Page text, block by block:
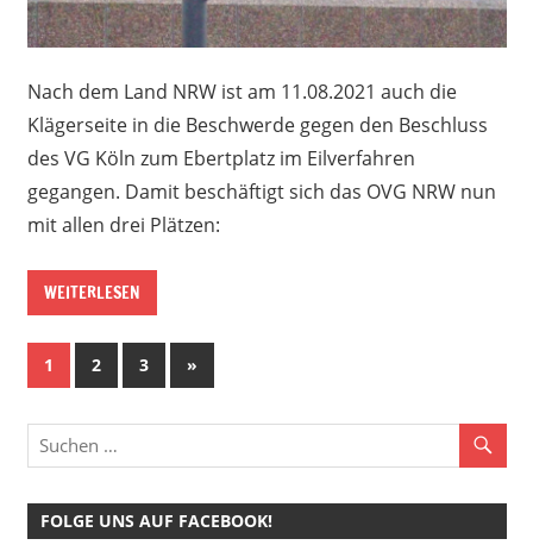
Nach dem Land NRW ist am 11.08.2021 auch die
Klägerseite in die Beschwerde gegen den Beschluss
des VG Köln zum Ebertplatz im Eilverfahren
gegangen. Damit beschäftigt sich das OVG NRW nun
mit allen drei Plätzen:
WEITERLESEN
Seitennummerierung
Beiträge
1 2 3
Nächste
Beiträge
»
FOLGE UNS AUF FACEBOOK!